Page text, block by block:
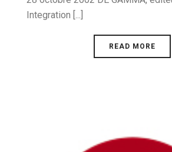
Integration [...]
READ MORE